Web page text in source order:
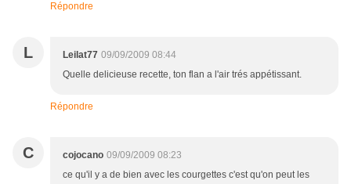
Répondre
L Leilat77 09/09/2009 08:44
Quelle delicieuse recette, ton flan a l'air trés appétissant.
Répondre
C cojocano 09/09/2009 08:23
ce qu'il y a de bien avec les courgettes c'est qu'on peut les